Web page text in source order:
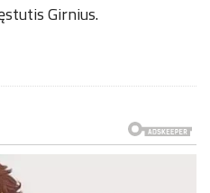
Girnius.